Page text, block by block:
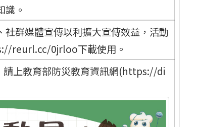
識。
群媒體宣傳以利擴大宣傳效益，活動
reurl.cc/0jrloo下載使用。
請上教育部防災教育資訊網(https://di